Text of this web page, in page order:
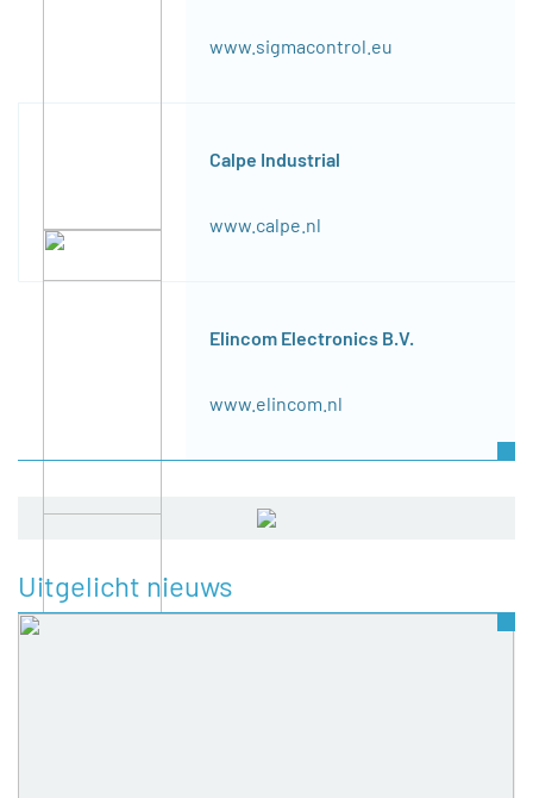
www.sigmacontrol.eu
Calpe Industrial
www.calpe.nl
Elincom Electronics B.V.
www.elincom.nl
Uitgelicht nieuws